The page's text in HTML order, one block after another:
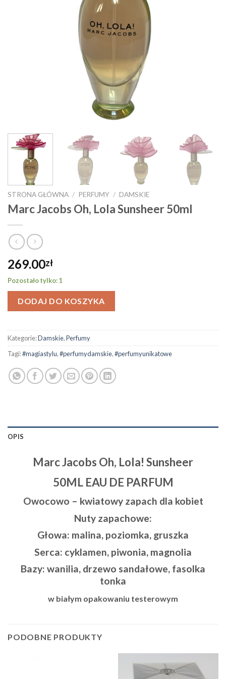
STRONA GŁÓWNA / PERFUMY / DAMSKIE
Marc Jacobs Oh, Lola Sunsheer 50ml
269.00zł
Pozostało tylko: 1
DODAJ DO KOSZYKA
Kategorie:Damskie,Perfumy
Tagi:#magiastylu,#perfumydamskie,#perfumyunikatowe
OPIS
Marc Jacobs Oh, Lola! Sunsheer
50ML EAU DE PARFUM
Owocowo – kwiatowy zapach dla kobiet
Nuty zapachowe:
Głowa: malina, poziomka, gruszka
Serca: cyklamen, piwonia, magnolia
Bazy: wanilia, drzewo sandałowe, fasolka
tonka
w białym opakowaniu testerowym
PODOBNE PRODUKTY